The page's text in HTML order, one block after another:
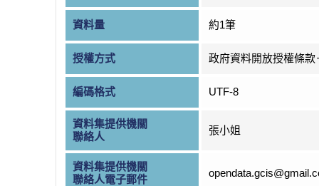
資料量 約1筆
授權方式 政府資料開放授權條款
編碼格式 UTF-8
資料集提供機關
聯絡人
張小姐
資料集提供機關
聯絡人電子郵件